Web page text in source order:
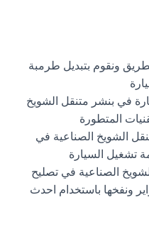
ونقوم بتبديل طرمبة
في بنشر متنقل الشويخ
المتطورة
الشويخ الصناعية في
تشغيل السيارة
الصناعية في تصليح
ونفخها باستخدام احدث